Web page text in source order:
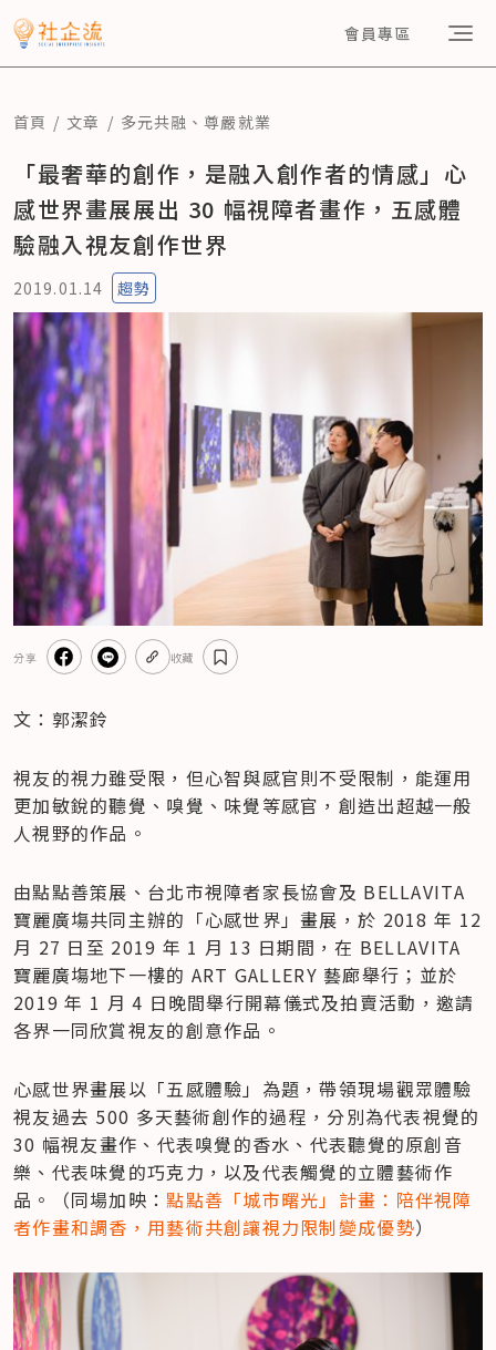
會員專區
首頁 文章 多元共融 、尊嚴就業
「最奢華的創作，是融入創作者的情感」心
感世界畫展展出 30 幅視障者畫作，五感體
驗融入視友創作世界
2019.01.14 趨勢
分享 收藏
文：郭潔鈴
視友的視力雖受限，但心智與感官則不受限制，能運用
更加敏銳的聽覺、嗅覺、味覺等感官，創造出超越一般
人視野的作品。
由點點善策展、台北市視障者家長協會及 BELLAVITA
寶麗廣塲共同主辦的「心感世界」畫展，於 2018 年 12
月 27 日至 2019 年 1 月 13 日期間，在 BELLAVITA
寶麗廣塲地下一樓的 ART GALLERY 藝廊舉行；並於
2019 年 1 月 4 日晚間舉行開幕儀式及拍賣活動，邀請
各界一同欣賞視友的創意作品。
心感世界畫展以「五感體驗」為題，帶領現場觀眾體驗
視友過去 500 多天藝術創作的過程，分別為代表視覺的
30 幅視友畫作、代表嗅覺的香水、代表聽覺的原創音
樂、代表味覺的巧克力，以及代表觸覺的立體藝術作
品。（同場加映：點點善「城市曙光」計畫：陪伴視障
者作畫和調香，用藝術共創讓視力限制變成優勢）